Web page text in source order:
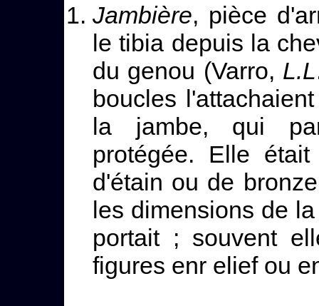
Jambière, pièce
le tibia depuis la
du genou (Varro, L.L
boucles
la jambe, qui
protégée. Elle
d'étain ou de
les dimensions de
portait ; souvent
figures enr elief ou